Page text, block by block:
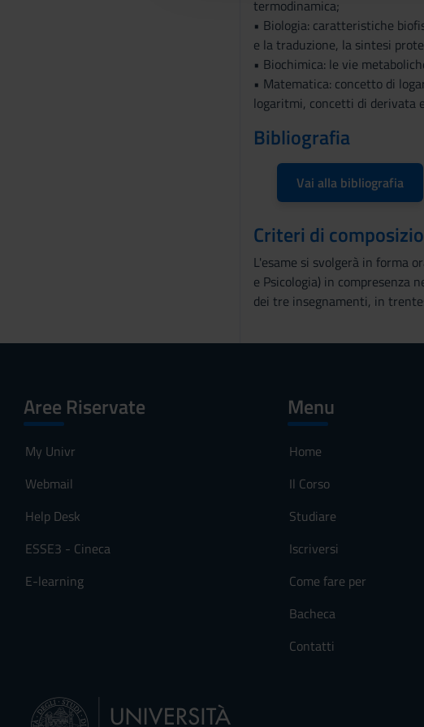
termodinamica;
• Biologia: caratteristiche
e la traduzione, la sintesi
• Biochimica: le vie
• Matematica: concetto di
logaritmi, concetti di derivata
Bibliografia
Vai alla bibliografia
Criteri di
L'esame si svolgerà in forma
e Psicologia) in compresenza
dei tre insegnamenti, in
Aree Riservate
My Univr
Webmail
Help Desk
ESSE3 - Cineca
E-learning
Menu
Home
Il Corso
Studiare
Iscriversi
Come fare per
Bacheca
Contatti